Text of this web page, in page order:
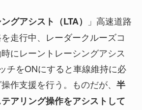
グアシスト（LTA）
」高速道路
走行中、レーダークルーズコ
にレーントレーシングアシス
チをONにすると車線維持に必
作支援を行う。ものだが、 半
アリング操作をアシストして